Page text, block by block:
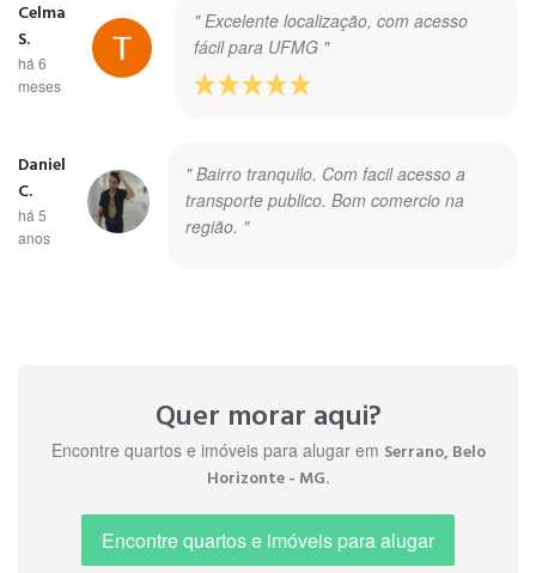
" Excelente localização, com acesso
fácil para UFMG "
Celma
S.
há 6
meses
" Bairro tranquilo. Com facil acesso a
transporte publico. Bom comercio na
região. "
Daniel
C.
há 5
anos
Quer morar aqui?
Encontre quartos e imóveis para alugar em Serrano, Belo
Horizonte - MG.
Encontre quartos e imóveis para alugar